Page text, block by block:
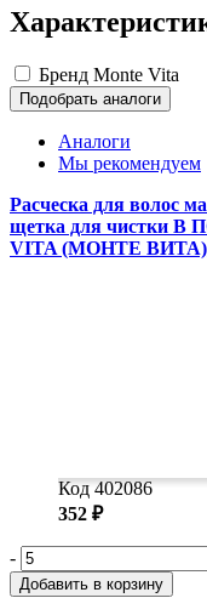
Бренд Monte Vita
Подобрать аналоги
Аналоги
Мы рекомендуем
Расческа для волос
щетка для чистки В
VITA (МОНТЕ ВИТА),
Код 402086
352 ₽
-
Добавить в корзину